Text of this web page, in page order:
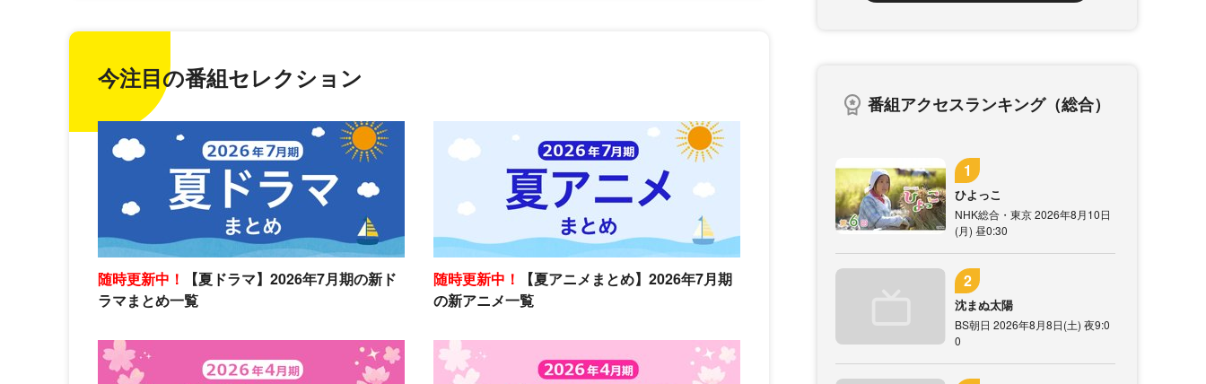
今注目の番組セレクション
随時更新中！
【夏ドラマ】2026年7月期の新ド
ラマまとめ一覧
随時更新中！
【夏アニメまとめ】2026年7月期
の新アニメ一覧
番組アクセスランキング（総合）
ひよっこ
NHK総合・東京 2026年8月10日
(月) 昼0:30
沈まぬ太陽
BS朝日 2026年8月8日(土) 夜9:0
0